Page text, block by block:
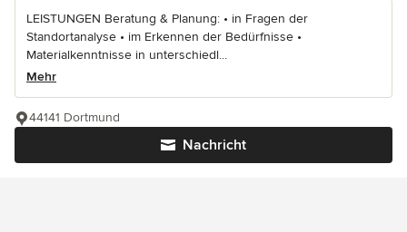
LEISTUNGEN Beratung & Planung: • in Fragen der
Standortanalyse • im Erkennen der Bedürfnisse •
Materialkenntnisse in unterschiedl...
Mehr
Nachricht
44141 Dortmund